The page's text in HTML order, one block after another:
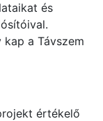
és
a Távszem
értékelő